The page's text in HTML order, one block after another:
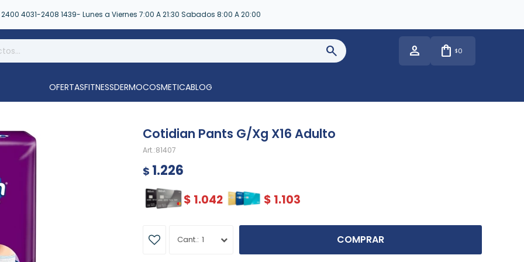
2400 4031-2408 1439- Lunes a Viernes 7:00 A 21:30 Sabados 8:00 A 20:00
$0
OFERTASFITNESSDERMOCOSMETICABLOG
Cotidian Pants G/Xg X16 Adulto
81407
$ 1.226
$ 1.042 $ 1.103
1 COMPRAR